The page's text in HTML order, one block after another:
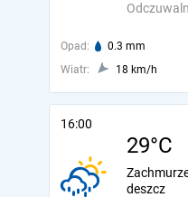
Opad: 0.3 mm
Wiatr:
18 km/h
16:00
29°C
deszcz